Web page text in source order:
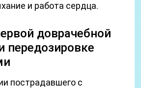
и работа сердца.
доврачебной
передозировке
пострадавшего с